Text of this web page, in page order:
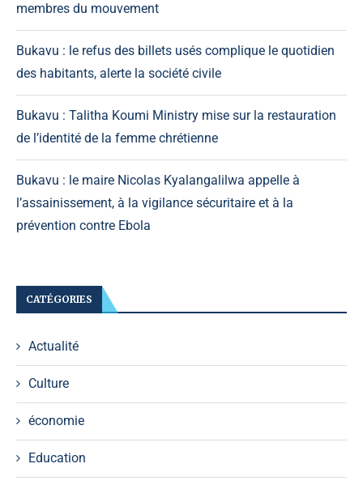
membres du mouvement
Bukavu : le refus des billets usés complique le quotidien
des habitants, alerte la société civile
Bukavu : Talitha Koumi Ministry mise sur la restauration
de l’identité de la femme chrétienne
Bukavu : le maire Nicolas Kyalangalilwa appelle à
l’assainissement, à la vigilance sécuritaire et à la
prévention contre Ebola
CATÉGORIES
Actualité
Culture
économie
Education